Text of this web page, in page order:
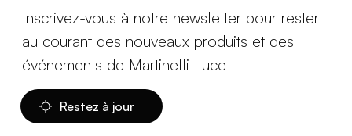
Inscrivez-vous à notre newsletter pour rester
au courant des nouveaux produits et des
événements de Martinelli Luce
Restez à jour